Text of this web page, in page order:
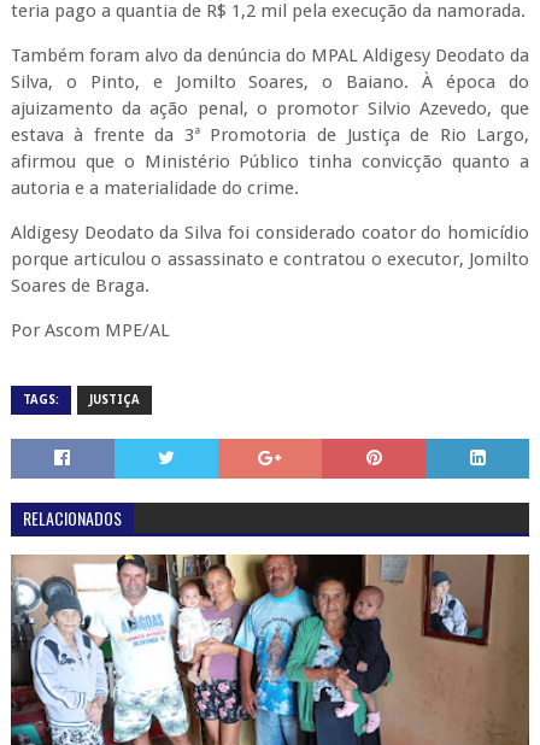
teria pago a quantia de R$ 1,2 mil pela execução da namorada.
Também foram alvo da denúncia do MPAL Aldigesy Deodato da
Silva, o Pinto, e Jomilto Soares, o Baiano. À época do
ajuizamento da ação penal, o promotor Silvio Azevedo, que
estava à frente da 3ª Promotoria de Justiça de Rio Largo,
afirmou que o Ministério Público tinha convicção quanto a
autoria e a materialidade do crime.
Aldigesy Deodato da Silva foi considerado coator do homicídio
porque articulou o assassinato e contratou o executor, Jomilto
Soares de Braga.
Por Ascom MPE/AL
TAGS: JUSTIÇA
RELACIONADOS